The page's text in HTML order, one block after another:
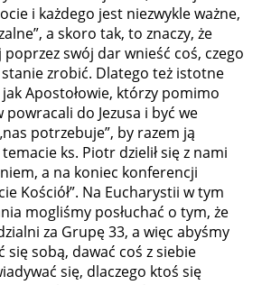
i każdego jest niezwykle ważne,
a skoro tak, to znaczy, że
swój dar wnieść coś, czego
zrobić. Dlatego też istotne
Apostołowie, którzy pomimo
do Jezusa i być we
potrzebuje”, by razem ją
ks. Piotr dzielił się z nami
a na koniec konferencji
Kościół”. Na Eucharystii w tym
mogliśmy posłuchać o tym, że
za Grupę 33, a więc abyśmy
się sobą, dawać coś z siebie
się, dlaczego ktoś się